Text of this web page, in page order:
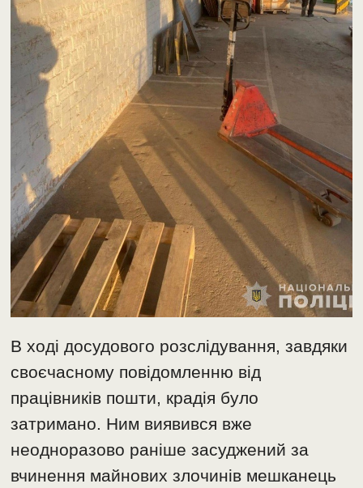
В ході досудового розслідування, завдяки
своєчасному повідомленню від
працівників пошти, крадія було
затримано. Ним виявився вже
неодноразово раніше засуджений за
вчинення майнових злочинів мешканець